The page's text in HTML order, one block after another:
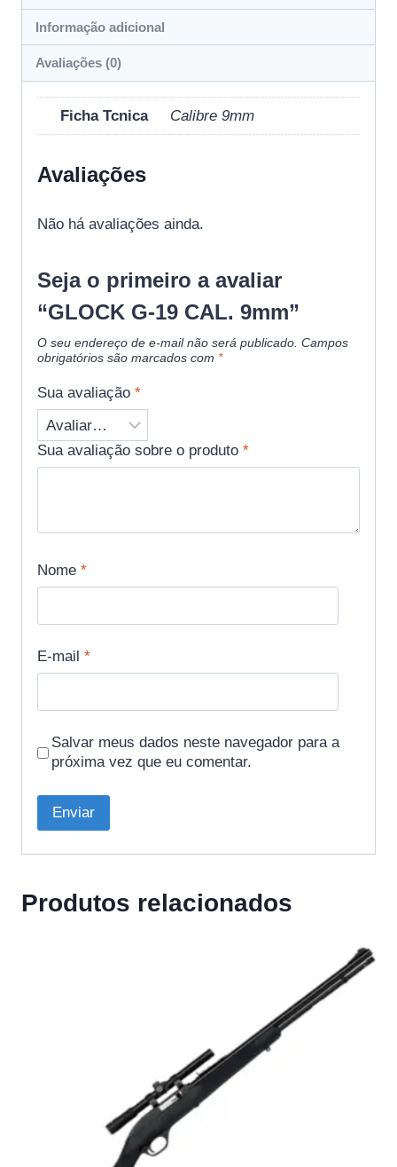
Informação adicional
Avaliações (0)
Ficha Tcnica Calibre 9mm
Avaliações
Não há avaliações ainda.
Seja o primeiro a avaliar
“GLOCK G-19 CAL. 9mm”
O seu endereço de e-mail não será publicado. Campos
obrigatórios são marcados com *
Sua avaliação *
Sua avaliação sobre o produto *
Nome *
E-mail *
Salvar meus dados neste navegador para a
próxima vez que eu comentar.
Produtos relacionados